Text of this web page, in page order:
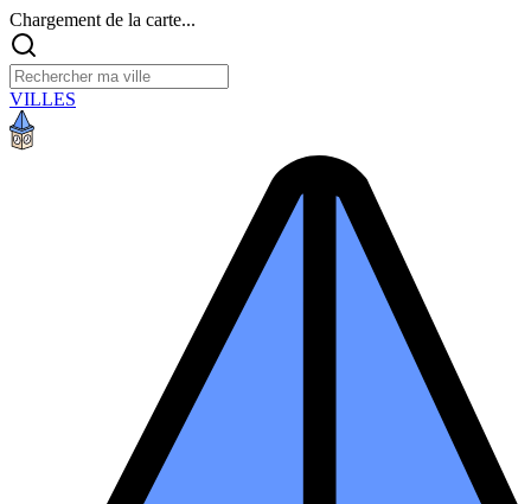
Chargement de la carte...
VILLES